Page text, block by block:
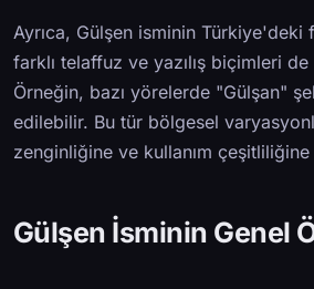
Ayrıca, Gülşen isminin Türkiye'deki
farklı telaffuz ve yazılış biçimleri de
Örneğin, bazı yörelerde "Gülşan"
edilebilir. Bu tür bölgesel
zenginliğine ve kullanım
Gülşen İsminin Genel